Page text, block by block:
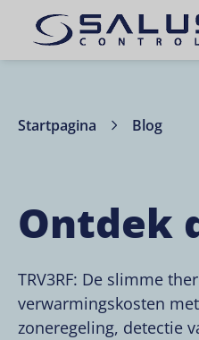
Startpagina Blog
Ontdek
TRV3RF: De slimme
verwarmingskosten
zoneregeling, detectie